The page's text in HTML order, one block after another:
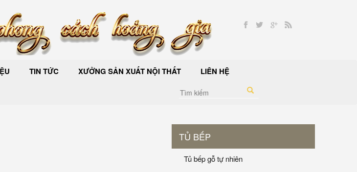
TIN TỨC XƯỞNG SẢN XUẤT NỘI THẤT LIÊN HỆ
TỦ BẾP
Tủ bếp gỗ tự nhiên